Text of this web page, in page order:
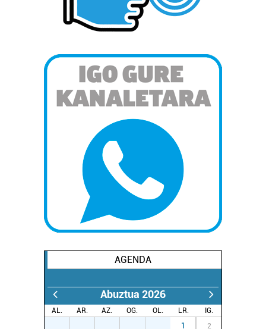
AGENDA
Abuztua 2026
AL. AR. AZ. OG. OL. LR.
IG.
1 2